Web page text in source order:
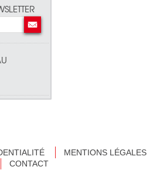
MENTIONS LÉGALES
CONTACT